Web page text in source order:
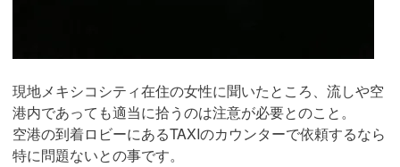
現地メキシコシティ在住の女性に聞いたところ、流しや空
港内であっても適当に拾うのは注意が必要とのこと。
空港の到着ロビーにあるTAXIのカウンターで依頼するなら
特に問題ないとの事です。